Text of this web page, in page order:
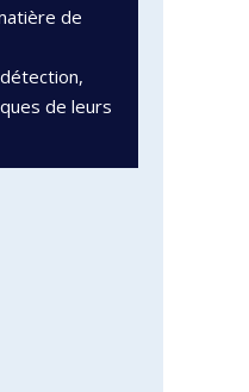
de
de leurs